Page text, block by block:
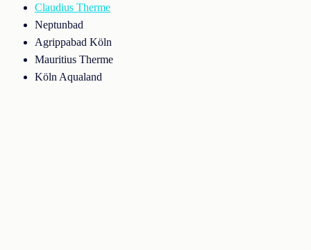
Claudius Therme
Neptunbad
Agrippabad Köln
Mauritius Therme
Köln Aqualand